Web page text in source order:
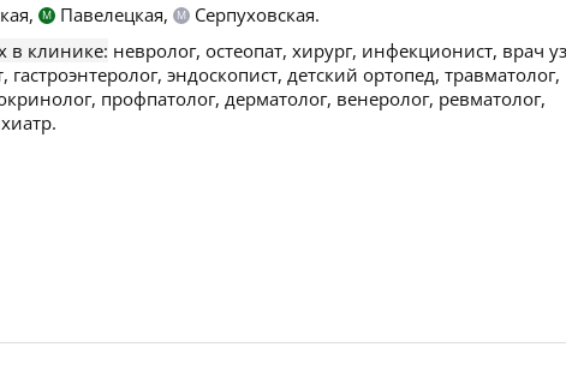
М Павелецкая, М
Серпуховская.
в клинике: невролог, остеопат, хирург, инфекционист, врач
эндоскопист, детский ортопед, травматолог,
профпатолог, дерматолог, венеролог, ревматолог,